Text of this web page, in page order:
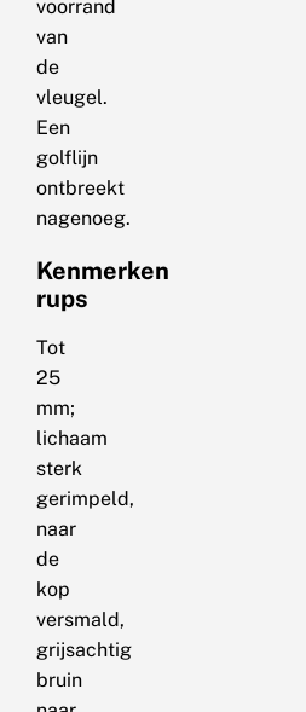
voorrand
van
de
vleugel.
Een
golflijn
ontbreekt
nagenoeg.
Kenmerken
rups
Tot
25
mm;
lichaam
sterk
gerimpeld,
naar
de
kop
versmald,
grijsachtig
bruin